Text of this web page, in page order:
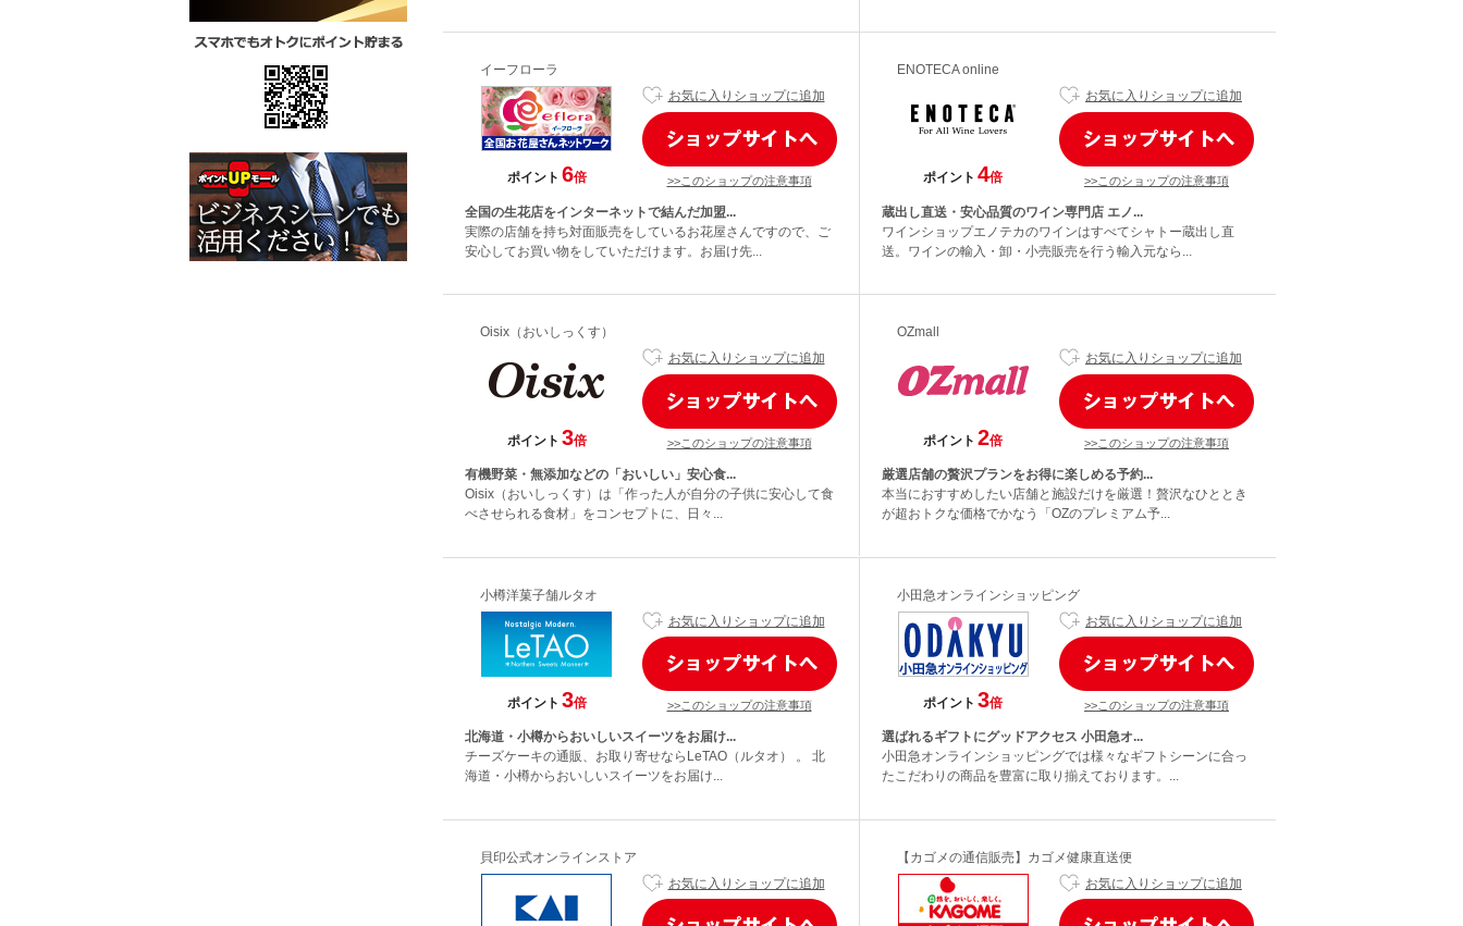
イーフローラ
ポイント 6倍
お気に入りショップに追加
>>このショップの注意事項
全国の生花店をインターネットで結んだ加盟...
実際の店舗を持ち対面販売をしているお花屋さんですので、ご
安心してお買い物をしていただけます。お届け先...
ENOTECA online
ポイント 4倍
お気に入りショップに追加
>>このショップの注意事項
蔵出し直送・安心品質のワイン専門店 エノ...
ワインショップエノテカのワインはすべてシャトー蔵出し直
送。ワインの輸入・卸・小売販売を行う輸入元なら...
Oisix（おいしっくす）
ポイント 3倍
お気に入りショップに追加
>>このショップの注意事項
有機野菜・無添加などの「おいしい」安心食...
Oisix（おいしっくす）は「作った人が自分の子供に安心して食
べさせられる食材」をコンセプトに、日々...
OZmall
ポイント 2倍
お気に入りショップに追加
>>このショップの注意事項
厳選店舗の贅沢プランをお得に楽しめる予約...
本当におすすめしたい店舗と施設だけを厳選！贅沢なひととき
が超おトクな価格でかなう「OZのプレミアム予...
小樽洋菓子舗ルタオ
ポイント 3倍
お気に入りショップに追加
>>このショップの注意事項
北海道・小樽からおいしいスイーツをお届け...
チーズケーキの通販、お取り寄せならLeTAO（ルタオ） 。 北
海道・小樽からおいしいスイーツをお届け...
小田急オンラインショッピング
ポイント 3倍
お気に入りショップに追加
>>このショップの注意事項
選ばれるギフトにグッドアクセス 小田急オ...
小田急オンラインショッピングでは様々なギフトシーンに合っ
たこだわりの商品を豊富に取り揃えております。...
貝印公式オンラインストア
お気に入りショップに追加
【カゴメの通信販売】カゴメ健康直送便
お気に入りショップに追加